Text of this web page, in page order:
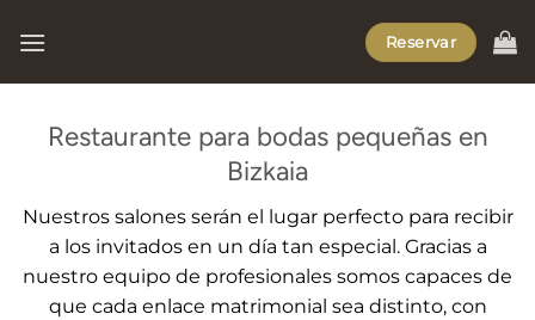
Reservar
Restaurante para bodas pequeñas en
Bizkaia
Nuestros salones serán el lugar perfecto para recibir
a los invitados en un día tan especial. Gracias a
nuestro equipo de profesionales somos capaces de
que cada enlace matrimonial sea distinto, con